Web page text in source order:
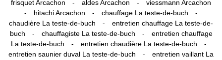
frisquet Arcachon
- aldes Arcachon - viessmann Arcachon
- hitachi Arcachon - chauffage La teste-de-buch -
chaudière La teste-de-buch -
entretien chauffage La teste-de-
buch
- chauffagiste La teste-de-buch -
entretien chauffage
La teste-de-buch
- entretien chaudière La teste-de-buch -
entretien saunier duval La teste-de-buch -
entretien vaillant La